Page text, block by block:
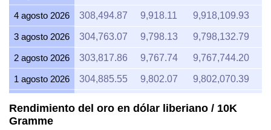
4 agosto 2026 308,494.87 9,918.11 9,918,109.93
3 agosto 2026 304,763.07 9,798.13 9,798,132.79
2 agosto 2026 303,817.86 9,767.74 9,767,744.20
1 agosto 2026 304,885.55 9,802.07 9,802,070.39
30 julio 2026
Rendimiento del oro en dólar liberiano / 10K
Gramme